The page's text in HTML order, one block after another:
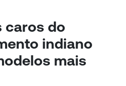
caros do
indiano
mais